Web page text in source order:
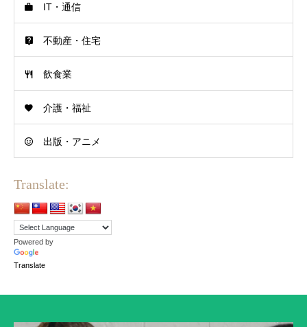
IT・通信
不動産・住宅
飲食業
介護・福祉
出版・アニメ
Translate:
Powered by
Translate